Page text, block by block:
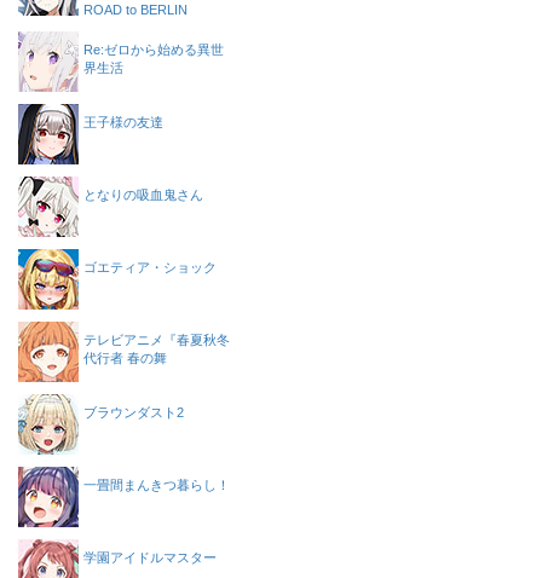
ROAD to BERLIN
Re:ゼロから始める異世
界生活
王子様の友達
となりの吸血鬼さん
ゴエティア・ショック
テレビアニメ『春夏秋冬
代行者 春の舞
ブラウンダスト2
一畳間まんきつ暮らし！
学園アイドルマスター